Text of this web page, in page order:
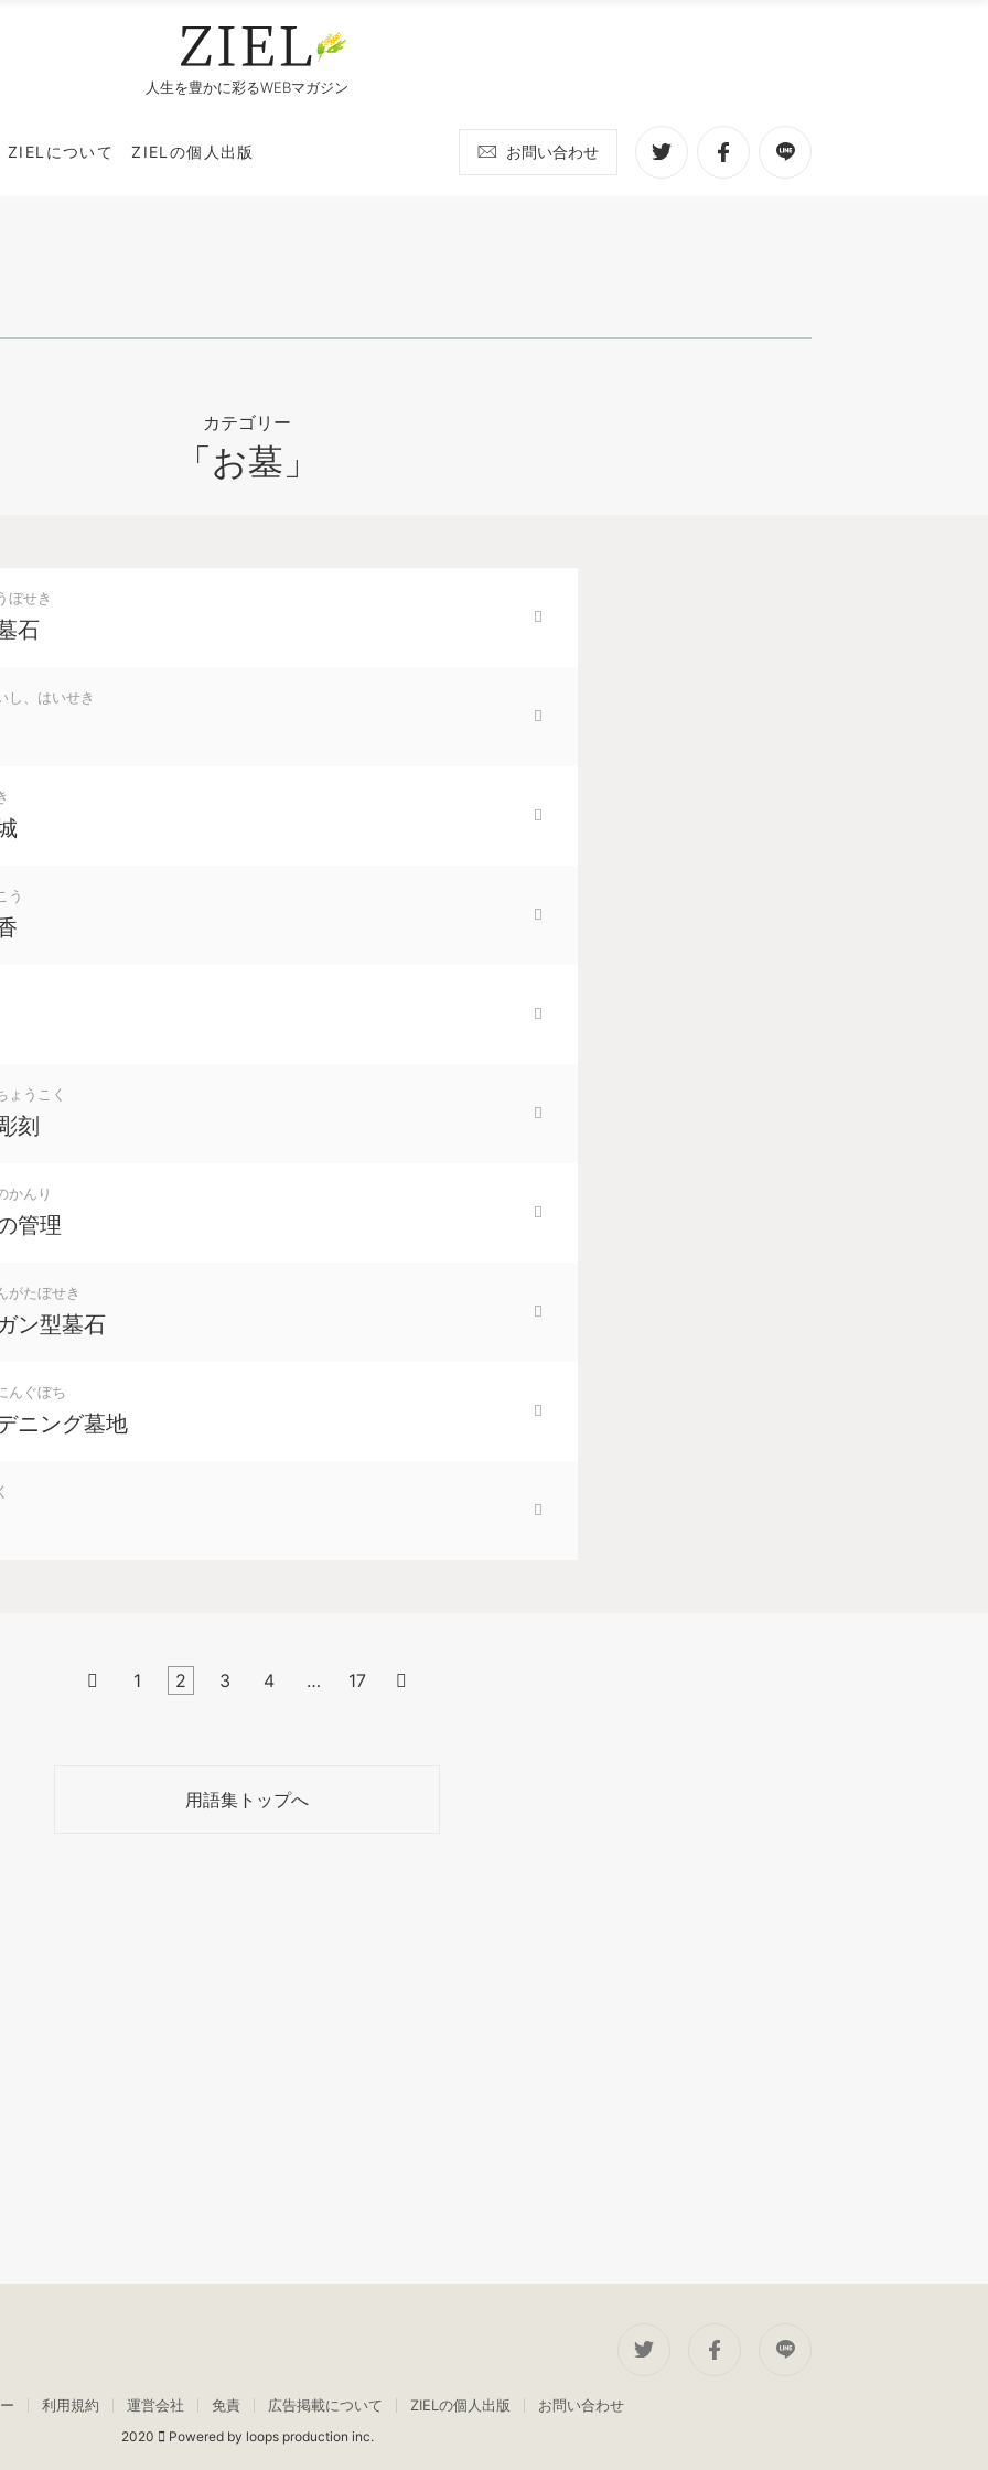
人生を豊かに彩るWEBマガジン
ZIELについて ZIELの個人出版 お問い合わせ
カテゴリー
「お墓」
ぼせき
石
し、はいせき
う
ょうこく
刻
かんり
管理
がたぼせき
ン型墓石
んぐぼち
ニング墓地
 1 2 3 4 … 17 
用語集トップへ
利用規約 運営会社 免責 広告掲載について ZIELの個人出版 お問い合わせ
2020 Powered by loops production inc.